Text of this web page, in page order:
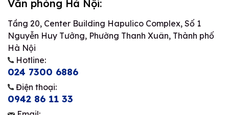
Văn phòng Hà Nội:
Tầng 20, Center Building Hapulico Complex, Số 1
Nguyễn Huy Tưởng, Phường Thanh Xuân, Thành phố
Hà Nội
Hotline:
024 7300 6886
Điện thoại:
0942 86 11 33